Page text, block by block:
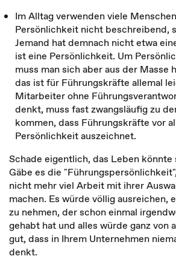
Im Alltag verwenden viele
Persönlichkeit nicht beschreibend,
Jemand hat demnach nicht etwa
ist eine Persönlichkeit. Um
muss man sich aber aus der Masse
das ist für Führungskräfte allemal
Mitarbeiter ohne
denkt, muss fast zwangsläufig zu
kommen, dass Führungskräfte vor
Persönlichkeit auszeichnet.
Schade eigentlich, das Leben könnte
Gäbe es die
nicht mehr viel Arbeit mit ihrer
machen. Es würde völlig ausreichen,
zu nehmen, der schon einmal
gehabt hat und alles würde ganz von
gut, dass in Ihrem Unternehmen
denkt.